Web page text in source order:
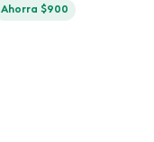
Ahorra$900